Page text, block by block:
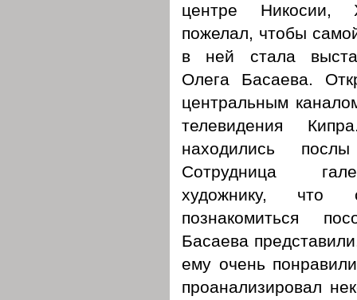
центре Никосии,
пожелал, чтобы
в ней стала
Олега Басаева.
центральным
телевидения
находились
Сотрудница
художнику,
познакомиться
Басаева
ему очень
проанализировал